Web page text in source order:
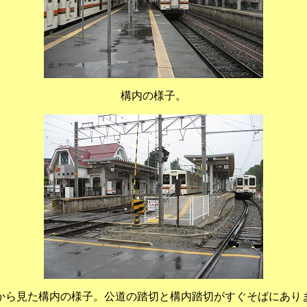
構内の様子。
ら見た構内の様子。公道の踏切と構内踏切がすぐそばにあり